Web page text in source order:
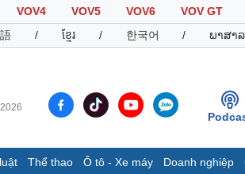
VOV4 VOV5 VOV6
VOV GT
/ ខ្មែរ / 한국어 / ພາສາ
Thể thao Ô tô - Xe máy Doanh nghiệp